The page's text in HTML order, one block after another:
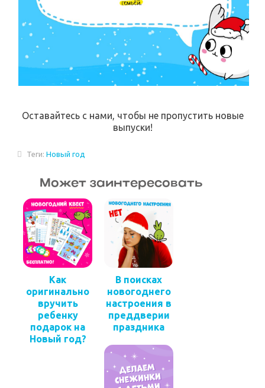
Оставайтесь с нами, чтобы не пропустить новые
выпуски!
Теги: Новый год
Может заинтересовать
Как
оригинально
вручить
ребенку
подарок на
Новый год?
В поисках
новогоднего
настроения в
преддверии
праздника